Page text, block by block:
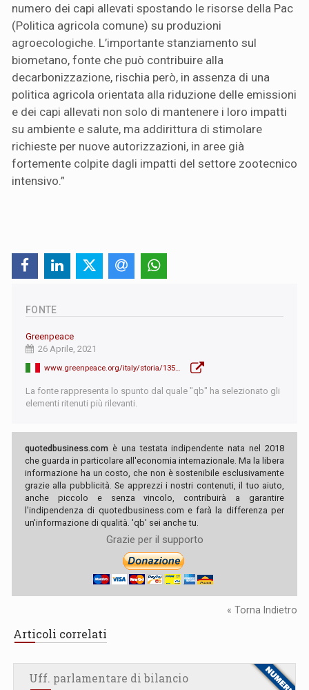
numero dei capi allevati spostando le risorse della Pac
(Politica agricola comune) su produzioni
agroecologiche. L’importante stanziamento sul
biometano, fonte che può contribuire alla
decarbonizzazione, rischia però, in assenza di una
politica agricola orientata alla riduzione delle emissioni
e dei capi allevati non solo di mantenere i loro impatti
su ambiente e salute, ma addirittura di stimolare
richieste per nuove autorizzazioni, in aree già
fortemente colpite dagli impatti del settore zootecnico
intensivo.”
FONTE
Greenpeace
26 Aprile, 2021
La fonte rappresenta lo spunto dal quale "qb" ha selezionato gli
elementi ritenuti più rilevanti.
quotedbusiness.com è una testata indipendente nata nel 2018
che guarda in particolare all'economia internazionale. Ma la libera
informazione ha un costo, che non è sostenibile esclusivamente
grazie alla pubblicità. Se apprezzi i nostri contenuti, il tuo aiuto,
anche piccolo e senza vincolo, contribuirà a garantire
l'indipendenza di quotedbusiness.com e farà la differenza per
un'informazione di qualità. 'qb' sei anche tu.
Grazie per il supporto
« Torna Indietro
Articoli correlati
Uff. parlamentare di bilancio